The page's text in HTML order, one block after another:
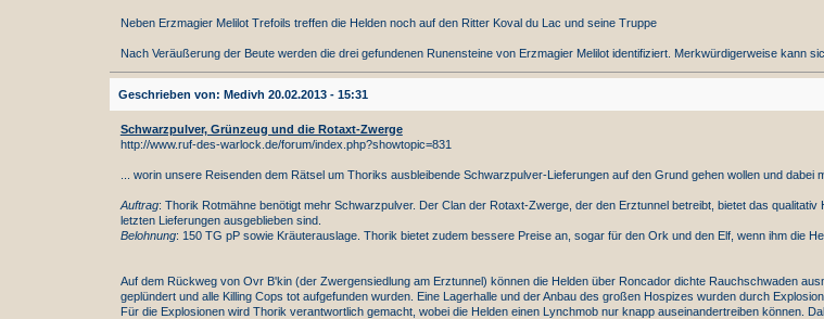
Neben Erzmagier Melilot Trefoils treffen die Helden noch auf den Ritter Koval du Lac und seine Truppe
Nach Veräußerung der Beute werden die drei gefundenen Runensteine von Erzmagier Melilot identifiziert. Merkwürdigerweise kann
Geschrieben von: Medivh 20.02.2013 - 15:31
Schwarzpulver, Grünzeug und die Rotaxt-Zwerge
http://www.ruf-des-warlock.de/forum/index.php?showtopic=831
... worin unsere Reisenden dem Rätsel um Thoriks ausbleibende Schwarzpulver-Lieferungen auf den Grund gehen wollen und dabei
Auftrag: Thorik Rotmähne benötigt mehr Schwarzpulver. Der Clan der Rotaxt-Zwerge, der den Erztunnel betreibt, bietet das
letzten Lieferungen ausgeblieben sind.
Belohnung: 150 TG pP sowie Kräuterauslage. Thorik bietet zudem bessere Preise an, sogar für den Ork und den Elf, wenn ihm die
Auf dem Rückweg von Ovr B'kin (der Zwergensiedlung am Erztunnel) können die Helden über Roncador dichte Rauchschwaden
geplündert und alle Killing Cops tot aufgefunden wurden. Eine Lagerhalle und der Anbau des großen Hospizes wurden durch
Für die Explosionen wird Thorik verantwortlich gemacht, wobei die Helden einen Lynchmob nur knapp auseinandertreiben können.